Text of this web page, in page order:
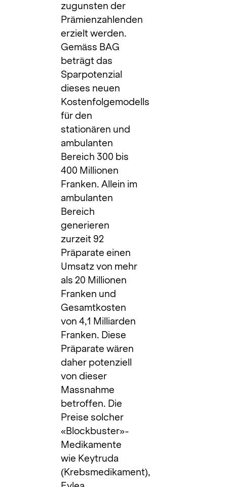
zugunsten der
Prämienzahlenden
erzielt werden.
Gemäss BAG
beträgt das
Sparpotenzial
dieses neuen
Kostenfolgemodells
für den
stationären und
ambulanten
Bereich 300 bis
400 Millionen
Franken. Allein im
ambulanten
Bereich
generieren
zurzeit 92
Präparate einen
Umsatz von mehr
als 20 Millionen
Franken und
Gesamtkosten
von 4,1 Milliarden
Franken. Diese
Präparate wären
daher potenziell
von dieser
Massnahme
betroffen. Die
Preise solcher
«Blockbuster»-
Medikamente
wie Keytruda
(Krebsmedikament),